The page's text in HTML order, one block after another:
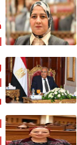
مروة قنصوة:
الدبلوماسية